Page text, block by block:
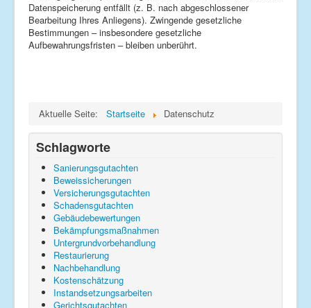
Datenspeicherung entfällt (z. B. nach abgeschlossener
Bearbeitung Ihres Anliegens). Zwingende gesetzliche
Bestimmungen – insbesondere gesetzliche
Aufbewahrungsfristen – bleiben unberührt.
Aktuelle Seite: Startseite Datenschutz
Schlagworte
Sanierungsgutachten
Beweissicherungen
Versicherungsgutachten
Schadensgutachten
Gebäudebewertungen
Bekämpfungsmaßnahmen
Untergrundvorbehandlung
Restaurierung
Nachbehandlung
Kostenschätzung
Instandsetzungsarbeiten
Gerichtsgutachten